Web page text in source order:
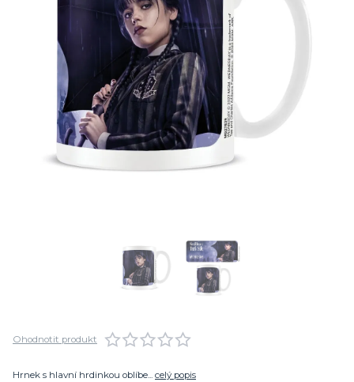
Ohodnotit produkt
Hrnek s hlavní hrdinkou oblíbe... celý popis